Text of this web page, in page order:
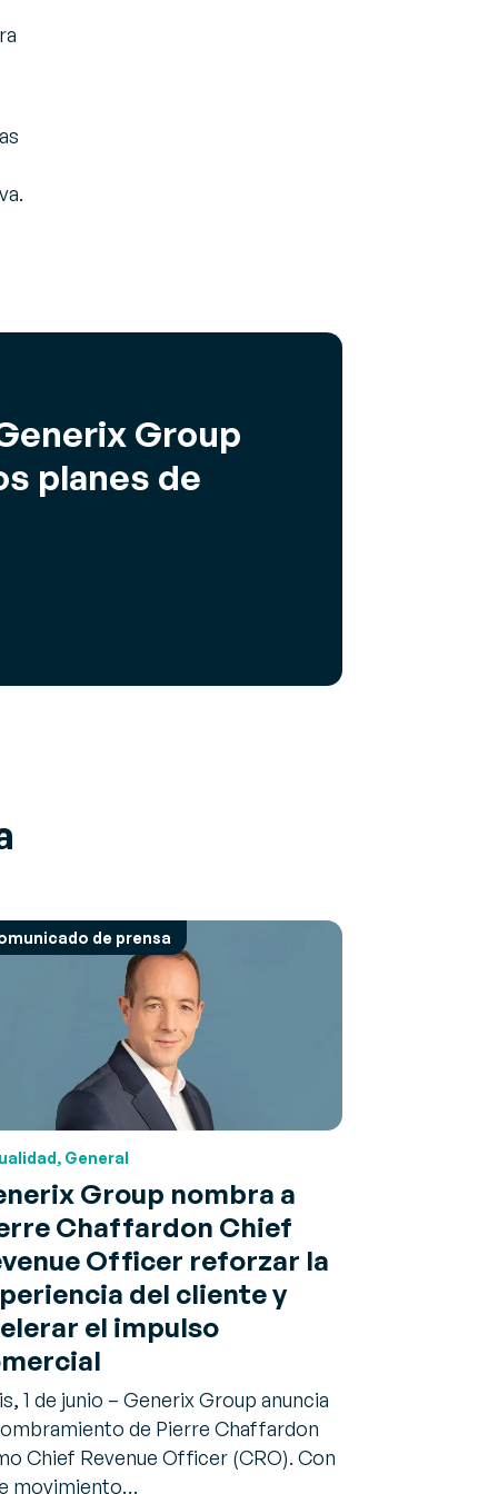
Group
planes de
de prensa
General
Group nombra a
Chaffardon Chief
Officer reforzar la
del cliente y
el impulso
1 de junio – Generix Group anuncia
de Pierre Chaffardon
Chief Revenue Officer (CRO). Con
movimiento…